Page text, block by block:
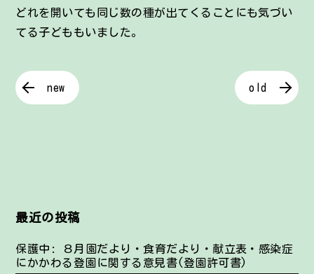
どれを開いても同じ数の種が出てくることにも気づい
てる子どももいました。
new old
最近の投稿
保護中: ８月園だより・食育だより・献立表・感染症
にかかわる登園に関する意見書(登園許可書)